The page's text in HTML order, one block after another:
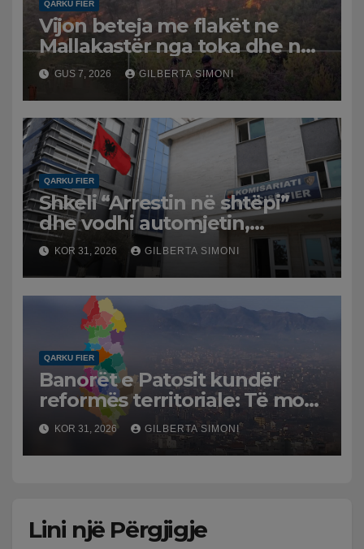
QARKU FIER
Vijon beteja me flakët ne
Mallakastër nga toka dhe nga
ajri me dy helikopterë.
GUS 7, 2026 GILBERTA SIMONI
QARKU FIER
Shkeli “Arrestin në shtëpi”
dhe vodhi automjetin,
arrestohet 43-vjeçari
KOR 31, 2026 GILBERTA SIMONI
QARKU FIER
Banorët e Patosit kundër
reformës territoriale: Të mos
humbasim identitetin e
qytetit
KOR 31, 2026 GILBERTA SIMONI
Lini një Përgjigje